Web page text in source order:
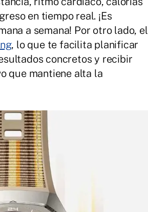
en tiempo real. ¡Es
a semana! Por otro lado, el
, lo que te facilita planificar
concretos y recibir
que mantiene alta la